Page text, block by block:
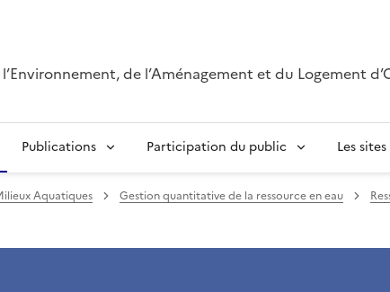
de l’Aménagement et du Logement
Publications Participation du public Les
Aquatiques Gestion quantitative de la ressource en eau